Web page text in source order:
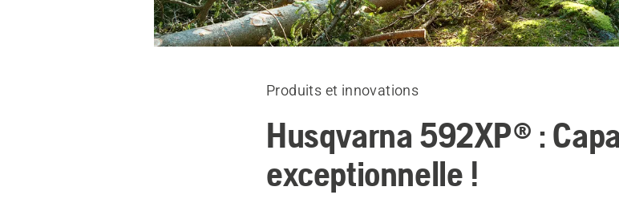
Produits et innovations
Husqvarna 592XP® :
exceptionnelle !